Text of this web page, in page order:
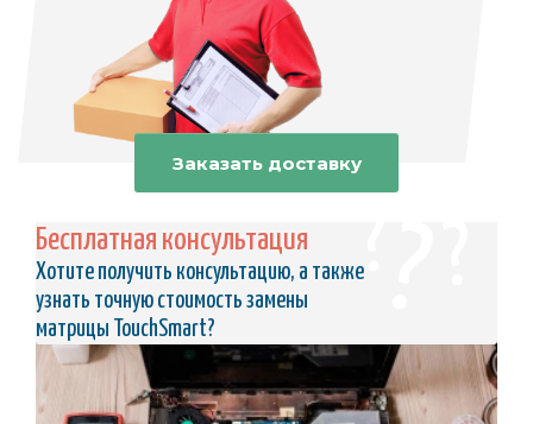
Заказать доставку
Бесплатная консультация
Хотите получить консультацию, а также
узнать точную стоимость замены
матрицы TouchSmart?